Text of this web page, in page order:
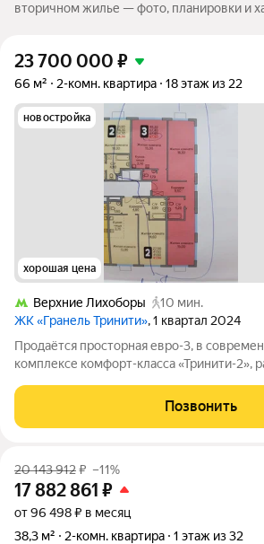
вторичном жилье — фото, планировки и
23 700 000 ₽
66 м² 2-комн. квартира 18 этаж из 22
новостройка
хорошая цена
Верхние Лихоборы
10 мин.
ЖК «Гранель Тринити», 1 квартал 2024
Продаётся просторная евро-3, в
комплексе комфорт-класса «Тринити-2»,
МЕТРО - 5 МИНУТ ПЕШКОМ, ДО ЦЕНТРА
МЕТРО). Отличный вариант для тех, кто
Позвонить
20 143 912₽ –11%
17 882 861 ₽
от 96 498 ₽ в месяц
38,3 м²
2-комн. квартира 1 этаж из 32